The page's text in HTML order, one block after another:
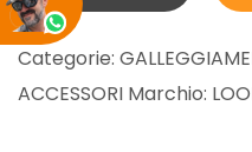
O
O
N
Categorie:
ACCESSORI Marchio: